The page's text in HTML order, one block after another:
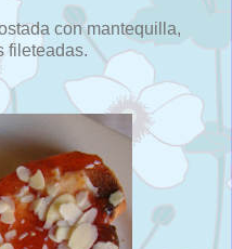
con mantequilla,
fileteadas.